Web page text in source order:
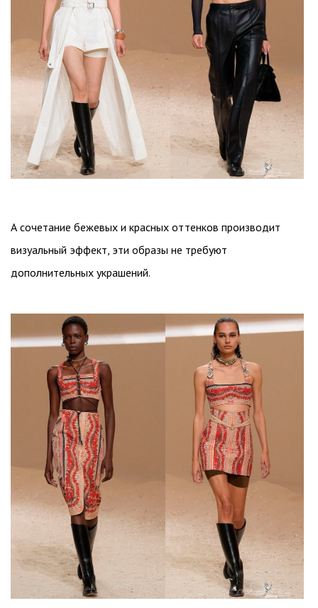
А сочетание бежевых и красных оттенков производит
визуальный эффект, эти образы не требуют
дополнительных украшений.